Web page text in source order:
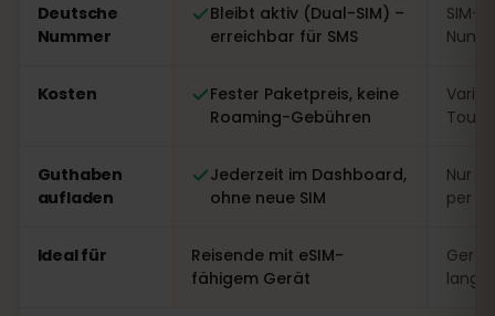
Deutsche
Nummer
Bleibt aktiv (Dual-SIM) –
erreichbar für SMS
SIM-
Kosten
Fester Paketpreis, keine
Roaming-Gebühren
Guthaben
aufladen
Jederzeit im Dashboard,
ohne neue SIM
Nur
per
Ideal für
Reisende mit eSIM-
fähigem Gerät